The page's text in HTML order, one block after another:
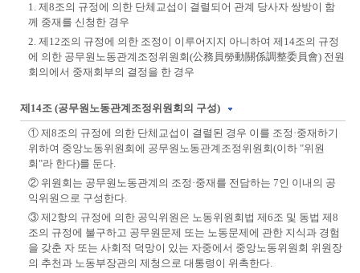
1. 제8조의 규정에 의한 단체교섭이 결렬되어 관계 당사자 쌍방이 함
께 중재를 신청한 경우
2. 제12조의 규정에 의한 조정이 이루어지지 아니하여 제14조의 규정
에 의한 공무원노동관계조정위원회(公務員勞動關係調整委員會) 전원
회의에서 중재회부의 결정을 한 경우
제14조 (공무원노동관계조정위원회의 구성)
① 제8조의 규정에 의한 단체교섭이 결렬된 경우 이를 조정·중재하기
위하여 중앙노동위원회에 공무원노동관계조정위원회(이하 "위원
회"라 한다)를 둔다.
② 위원회는 공무원노동관계의 조정·중재를 전담하는 7인 이내의 공
익위원으로 구성한다.
③ 제2항의 규정에 의한 공익위원은 노동위원회법 제6조 및 동법 제8
조의 규정에 불구하고 공무원문제 또는 노동문제에 관한 지식과 경험
을 갖춘 자 또는 사회적 덕망이 있는 자중에서 중앙노동위원회 위원장
의 추천과 노동부장관의 제청으로 대통령이 위촉한다.